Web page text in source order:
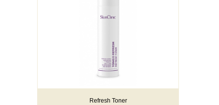
Refresh Toner